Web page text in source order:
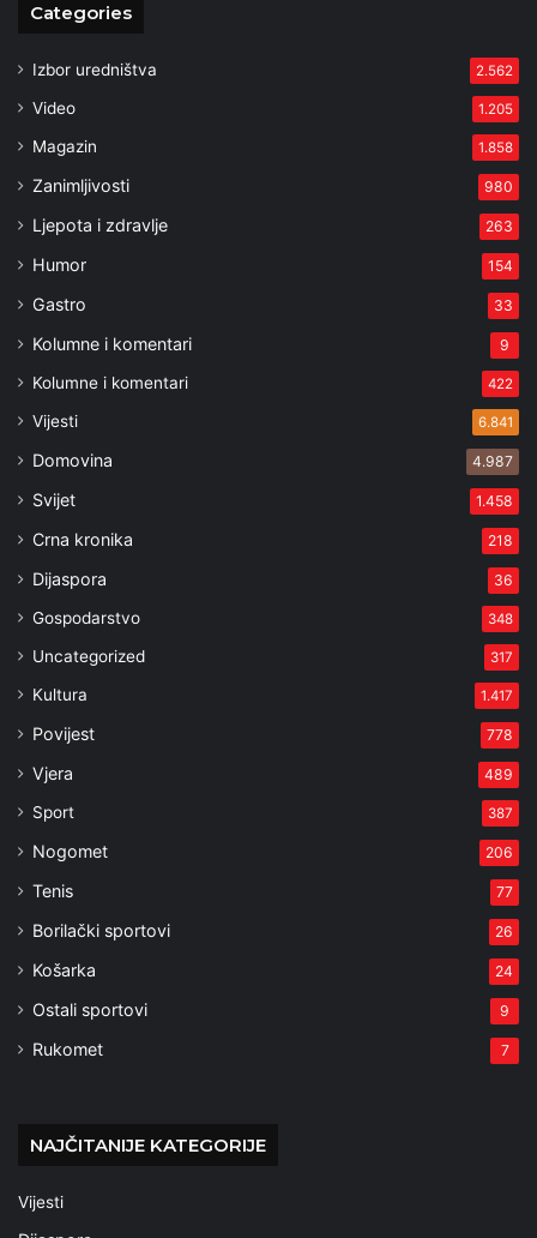
Categories
Izbor uredništva 2.562
Video 1.205
Magazin 1.858
Zanimljivosti 980
Ljepota i zdravlje 263
Humor 154
Gastro 33
Kolumne i komentari 9
Kolumne i komentari 422
Vijesti 6.841
Domovina 4.987
Svijet 1.458
Crna kronika 218
Dijaspora 36
Gospodarstvo 348
Uncategorized 317
Kultura 1.417
Povijest 778
Vjera 489
Sport 387
Nogomet 206
Tenis 77
Borilački sportovi 26
Košarka 24
Ostali sportovi 9
Rukomet 7
NAJČITANIJE KATEGORIJE
Vijesti